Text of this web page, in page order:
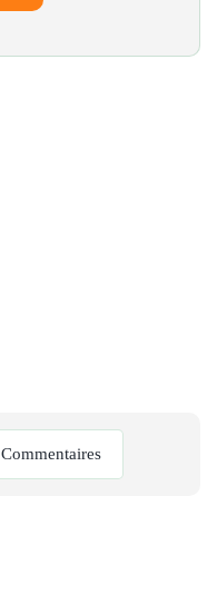
Commentaires